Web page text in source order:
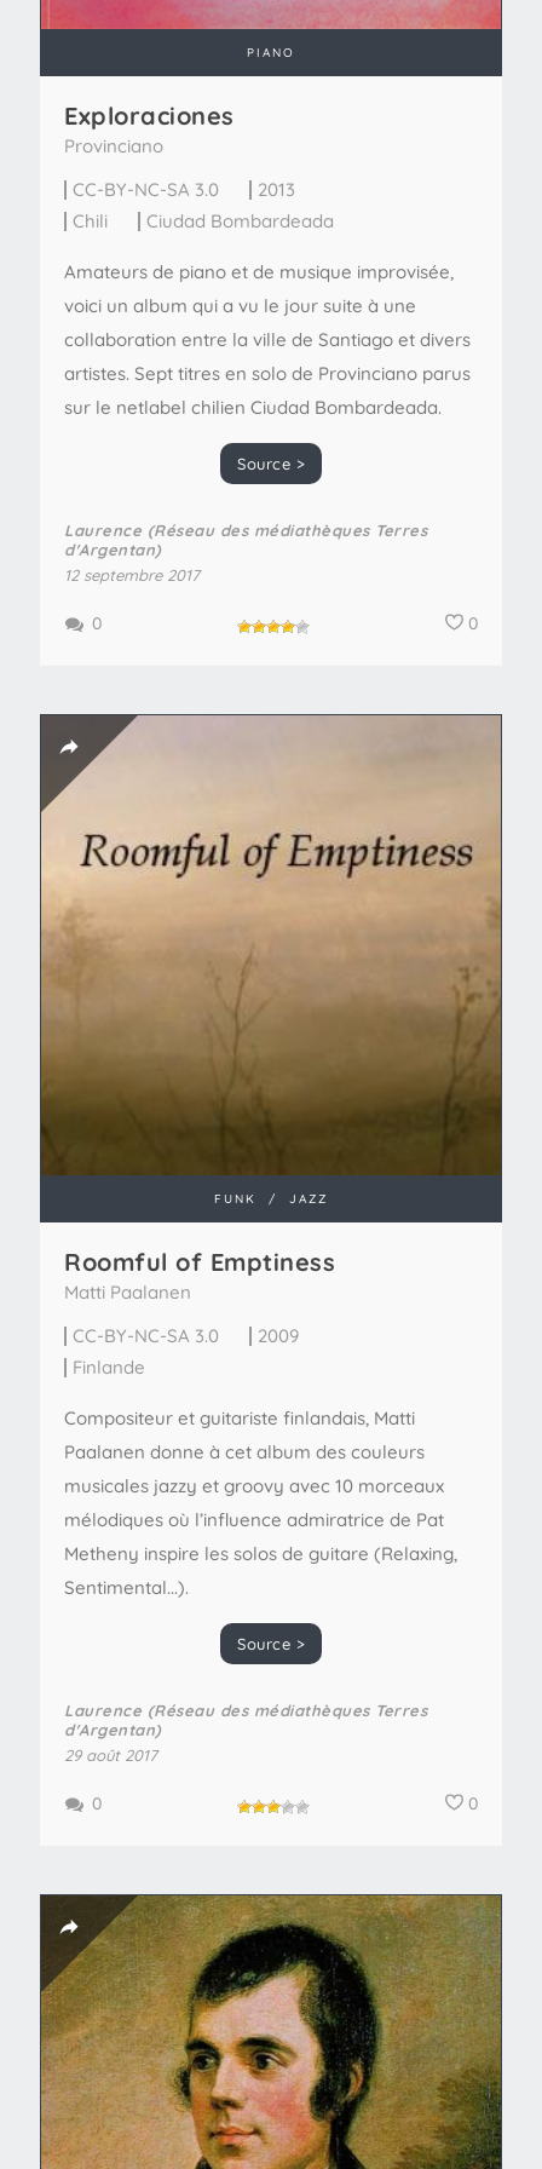
PIANO
Exploraciones
Provinciano
CC-BY-NC-SA 3.0
2013
Chili
Ciudad Bombardeada
Amateurs de piano et de musique improvisée,
voici un album qui a vu le jour suite à une
collaboration entre la ville de Santiago et divers
artistes. Sept titres en solo de Provinciano parus
sur le netlabel chilien Ciudad Bombardeada.
Source >
Laurence (Réseau des médiathèques Terres
d'Argentan)
12 septembre 2017
0
0
FUNK / JAZZ
Roomful of Emptiness
Matti Paalanen
CC-BY-NC-SA 3.0
2009
Finlande
Compositeur et guitariste finlandais, Matti
Paalanen donne à cet album des couleurs
musicales jazzy et groovy avec 10 morceaux
mélodiques où l’influence admiratrice de Pat
Metheny inspire les solos de guitare (Relaxing,
Sentimental...).
Source >
Laurence (Réseau des médiathèques Terres
d'Argentan)
29 août 2017
0
0